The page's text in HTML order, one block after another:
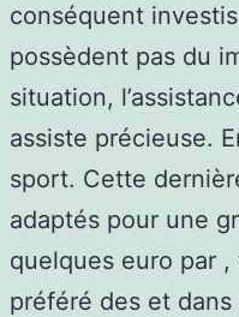
conséquent
possèdent pas du
situation,
assiste précieuse.
sport. Cette
adaptés pour une
quelques euro par
préféré des et